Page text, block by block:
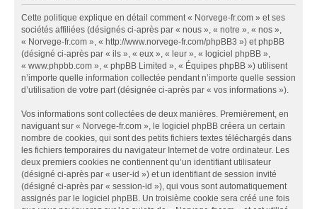
Cette politique explique en détail comment « Norvege-fr.com » et ses
sociétés affiliées (désignés ci-après par « nous », « notre », « nos »,
« Norvege-fr.com », « http://www.norvege-fr.com/phpBB3 ») et phpBB
(désigné ci-après par « ils », « eux », « leur », « logiciel phpBB »,
« www.phpbb.com », « phpBB Limited », « Équipes phpBB ») utilisent
n’importe quelle information collectée pendant n’importe quelle session
d’utilisation de votre part (désignée ci-après par « vos informations »).
Vos informations sont collectées de deux manières. Premièrement, en
naviguant sur « Norvege-fr.com », le logiciel phpBB créera un certain
nombre de cookies, qui sont des petits fichiers textes téléchargés dans
les fichiers temporaires du navigateur Internet de votre ordinateur. Les
deux premiers cookies ne contiennent qu’un identifiant utilisateur
(désigné ci-après par « user-id ») et un identifiant de session invité
(désigné ci-après par « session-id »), qui vous sont automatiquement
assignés par le logiciel phpBB. Un troisième cookie sera créé une fois